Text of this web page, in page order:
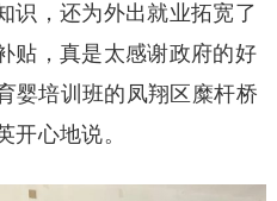
识，还为外出就业拓宽了
贴，真是太感谢政府的好
婴培训班的凤翔区糜杆桥
开心地说。